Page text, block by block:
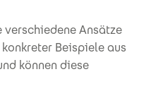
verschiedene Ansätze
Beispiele aus
können diese